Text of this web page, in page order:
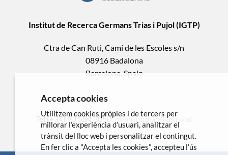
Institut de Recerca Germans Trias i Pujol (IGTP)
Ctra de Can Ruti, Camí de les Escoles s/n
08916 Badalona
Barcelona, Spain
Tel.(+34) 93 554 3050 .comunicacio@igtp.cat
Accepta cookies
Utilitzem cookies pròpies i de tercers per
millorar l’experiència d’usuari, analitzar el
trànsit del lloc web i personalitzar el contingut.
En fer clic a "Accepta les cookies", accepteu l’ús